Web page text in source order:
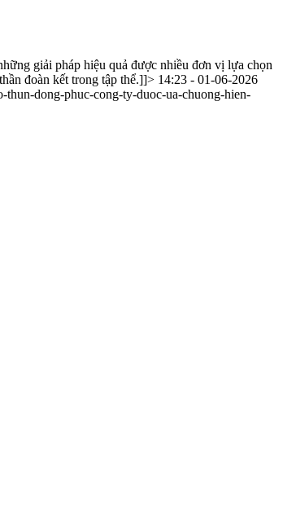
giải pháp hiệu quả được nhiều đơn vị lựa chọn
đoàn kết trong tập thể.]]> 14:23 - 01-06-2026
dong-phuc-cong-ty-duoc-ua-chuong-hien-